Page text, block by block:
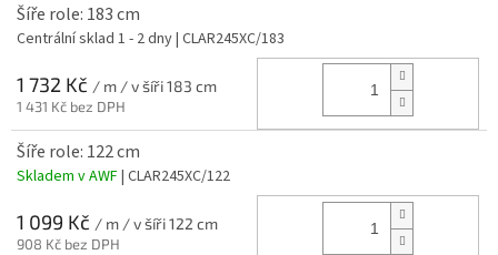
Šíře role: 183 cm
Centrální sklad 1 - 2 dny| CLAR245XC/183
1 732 Kč / m / v šíři 183 cm
1 431 Kč bez DPH
Šíře role: 122 cm
Skladem v AWF| CLAR245XC/122
1 099 Kč / m / v šíři 122 cm
908 Kč bez DPH